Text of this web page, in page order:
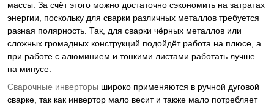
массы. За счёт этого можно достаточно сэкономить на затратах
энергии, поскольку для сварки различных металлов требуется
разная полярность. Так, для сварки чёрных металлов или
сложных громадных конструкций подойдёт работа на плюсе, а
при работе с алюминием и тонкими листами работать лучше
на минусе.
Сварочные инверторы широко применяются в ручной дуговой
сварке, так как инвертор мало весит и также мало потребляет